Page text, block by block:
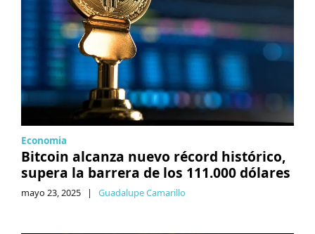
Economia
Bitcoin alcanza nuevo récord histórico,
supera la barrera de los 111.000 dólares
mayo 23, 2025 | Guadalupe Camarillo